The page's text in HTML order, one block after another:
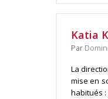
Katia
Par
La
mise en
habitués :